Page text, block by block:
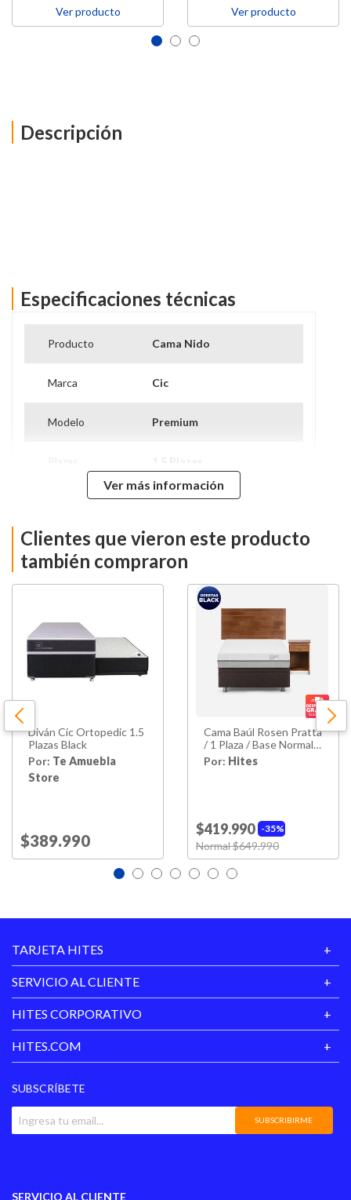
Ver producto Ver producto
Descripción
Especificaciones técnicas
Producto Cama Nido
Marca Cic
Modelo Premium
Tipo De Base Base Funcional
Nivel de Firmeza Intermedio
Alto Con Base
Largo
Peso
No
Incluye
Vida Util
Garantía
Proveedor
Resortes Del Colchón. 1
Año Sobre El Resto Del
Mix
Ver más información
Clientes que vieron este producto
también compraron
Diván Cic Ortopedic 1.5
Plazas Black
Por: Te Amuebla
Store
Price reduced from
$389.990
Cama Baúl Rosen Pratta
/ 1 Plaza / Base Normal +
Set De Maderas
Por: Hites
35%
$419.990
Price reduced from
Normal $649.990
TARJETA HITES
SERVICIO AL CLIENTE
HITES CORPORATIVO
HITES.COM
SUBSCRÍBETE
SUBSCRIBIRME
SERVICIO AL CLIENTE